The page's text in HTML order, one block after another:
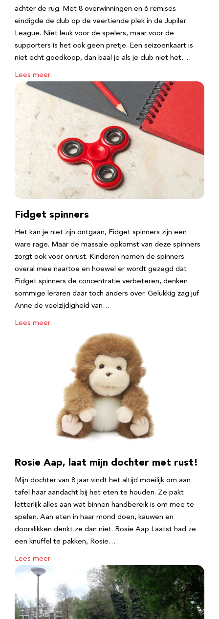
achter de rug. Met 8 overwinningen en 6 remises
eindigde de club op de veertiende plek in de Jupiler
League. Niet leuk voor de spelers, maar voor de
supporters is het ook geen pretje. Een seizoenkaart is
niet echt goedkoop, dan baal je als je club niet het…
Lees meer
Fidget spinners
Het kan je niet zijn ontgaan, Fidget spinners zijn een
ware rage. Maar de massale opkomst van deze spinners
zorgt ook voor onrust. Kinderen nemen de spinners
overal mee naartoe en hoewel er wordt gezegd dat
Fidget spinners de concentratie verbeteren, denken
sommige leraren daar toch anders over. Gelukkig zag juf
Anne de veelzijdigheid van…
Lees meer
Rosie Aap, laat mijn dochter met rust!
Mijn dochter van 8 jaar vindt het altijd moeilijk om aan
tafel haar aandacht bij het eten te houden. Ze pakt
letterlijk alles aan wat binnen handbereik is om mee te
spelen. Aan eten in haar mond doen, kauwen en
doorslikken denkt ze dan niet. Rosie Aap Laatst had ze
een knuffel te pakken, Rosie…
Lees meer